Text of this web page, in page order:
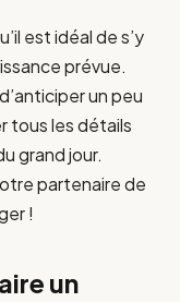
est idéal de s’y
prévue.
un peu
tous les détails
grand jour.
partenaire de
!
un